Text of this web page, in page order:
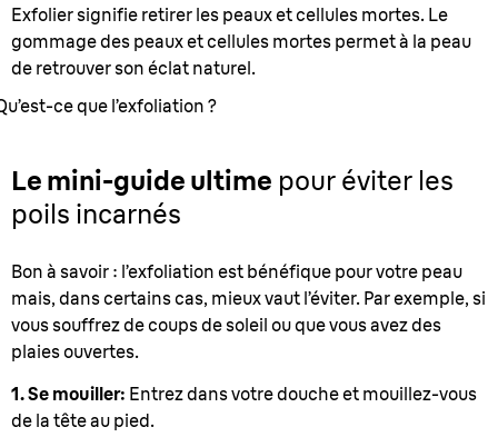
Exfolier signifie retirer les peaux et cellules mortes. Le
gommage des peaux et cellules mortes permet à la peau
de retrouver son éclat naturel.
ce que l’exfoliation ?
Le mini-guide ultime pour éviter les
poils incarnés
Bon à savoir : l’exfoliation est bénéfique pour votre peau
mais, dans certains cas, mieux vaut l’éviter. Par exemple, si
vous souffrez de coups de soleil ou que vous avez des
plaies ouvertes.
1. Se mouiller: Entrez dans votre douche et mouillez-vous
de la tête au pied.